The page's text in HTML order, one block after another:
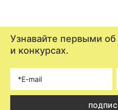
Узнавайте первыми
и конкурсах.